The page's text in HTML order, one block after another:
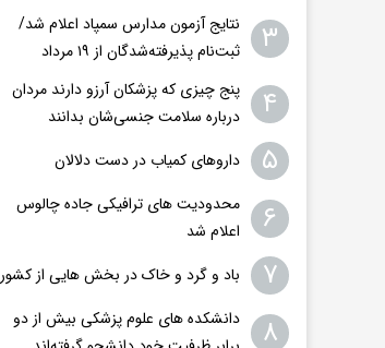
۳
نتایج آزمون مدارس سمپاد اعلام شد/
ثبت‌نام پذیرفته‌شدگان از ۱۹ مرداد
۴
پنج چیزی که پزشکان آرزو دارند مردان
درباره سلامت جنسی‌شان بدانند
۵ داروهای کمیاب در دست دلالان
۶
محدودیت های ترافیکی جاده چالوس
اعلام شد
۷ باد و گرد و خاک در بخش هایی از کشور
۸
دانشکده های علوم پزشکی بیش از دو